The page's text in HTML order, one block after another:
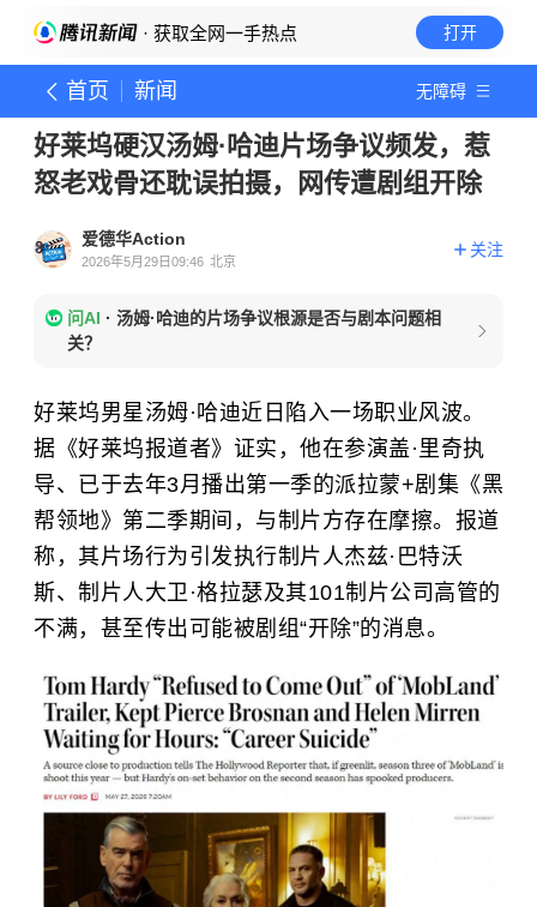
· 获取全网一手热点 打开
首页 新闻 无障碍
好莱坞硬汉汤姆·哈迪片场争议频发，惹
怒老戏骨还耽误拍摄，网传遭剧组开除
爱德华Action
2026年5月29日09:46 北京
关注
问AI · 汤姆·哈迪的片场争议根源是否与剧本问题相
关？
好莱坞男星汤姆·哈迪近日陷入一场职业风波。
据《好莱坞报道者》证实，他在参演盖·里奇执
导、已于去年3月播出第一季的派拉蒙+剧集《黑
帮领地》第二季期间，与制片方存在摩擦。报道
称，其片场行为引发执行制片人杰兹·巴特沃
斯、制片人大卫·格拉瑟及其101制片公司高管的
不满，甚至传出可能被剧组“开除”的消息。